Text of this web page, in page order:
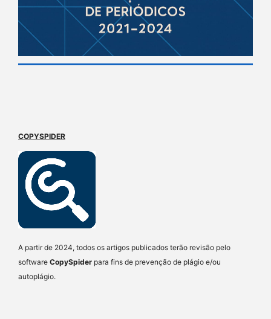
COPYSPIDER
A partir de 2024, todos os artigos publicados terão revisão pelo
software CopySpider para fins de prevenção de plágio e/ou
autoplágio.